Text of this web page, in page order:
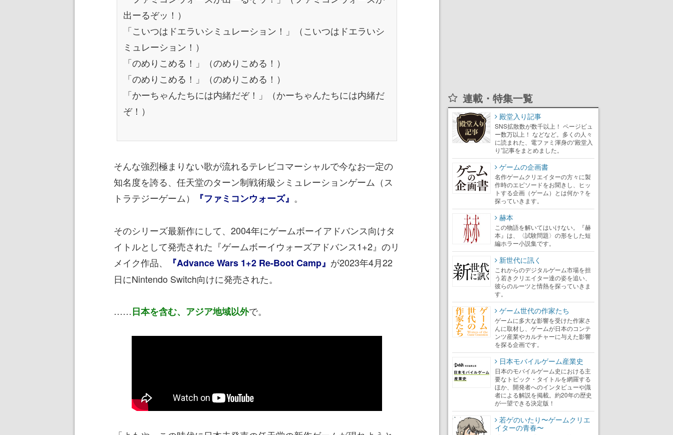
出ーるぞッ！）
「こいつはドエラいシミュレーション！」（こいつはドエラいシ
ミュレーション！）
「のめりこめる！」（のめりこめる！）
「のめりこめる！」（のめりこめる！）
「かーちゃんたちには内緒だぞ！」（かーちゃんたちには内緒だ
ぞ！）
そんな強烈極まりない歌が流れるテレビコマーシャルで今なお一定の
知名度を誇る、任天堂のターン制戦術級シミュレーションゲーム（ス
トラテジーゲーム）
『ファミコンウォーズ』 。
そのシリーズ最新作にして、2004年にゲームボーイアドバンス向けタ
イトルとして発売された『ゲームボーイウォーズアドバンス1+2』のリ
メイク作品、
『Advance Wars 1+2 Re-Boot Camp』 が2023年4月22
日にNintendo Switch向けに発売された。
……日本を含む、アジア地域以外で。
連載・特集一覧
殿堂入り記事
SNS拡散数が数千以上！ ページビュ
ー数万以上！ などなど。多くの人々
に読まれた、電ファミ渾身の“殿堂入
り”記事をまとめました。
ゲームの企画書
名作ゲームクリエイターの方々に製
作時のエピソードをお聞きし、ヒッ
トする企画（ゲーム）とは何か？を
探っていきます。
赫本
この物語を解いてはいけない。『赫
本』は、〈試験問題〉の形をした短
編ホラー小説集です。
新世代に訊く
これからのデジタルゲーム市場を担
う若きクリエイター達の姿を追い、
彼らのルーツと情熱を探っていきま
す。
ゲーム世代の作家たち
ゲームに多大な影響を受けた作家さ
んに取材し、ゲームが日本のコンテ
ンツ産業やカルチャーに与えた影響
を探る企画です。
日本モバイルゲーム産業史
日本のモバイルゲーム史における主
要なトピック・タイトルを網羅する
ほか、開発者へのインタビューや識
者による解説を掲載。約20年の歴史
が一望できる決定版！
若ゲのいたり〜ゲームクリエ
イターの青春〜